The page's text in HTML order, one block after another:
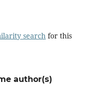
searchfor this
author(s)